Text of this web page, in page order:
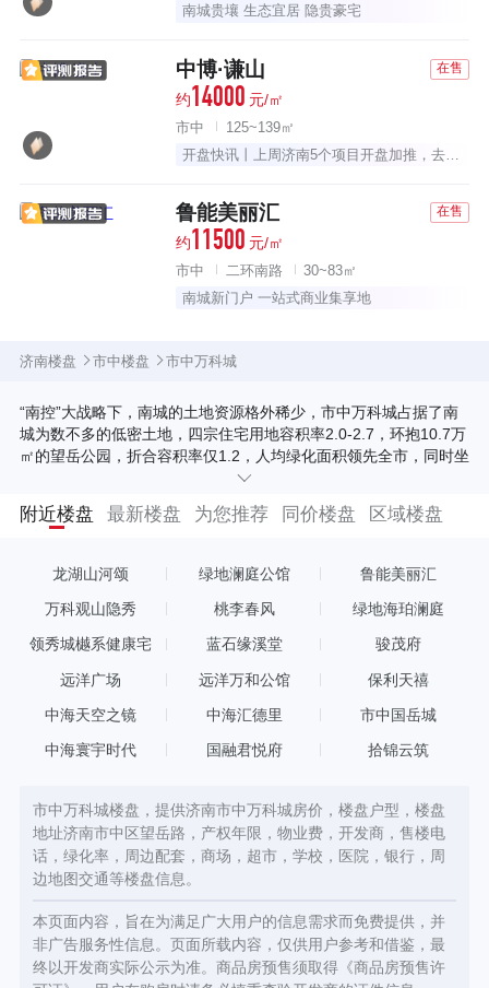
南城贵壤 生态宜居 隐贵豪宅
中博·谦山 在售
约14000 元/㎡
市中
125~139㎡
鲁能美丽汇 在售
约11500 元/㎡
市中 二环南路
30~83㎡
南城新门户 一站式商业集享地
济南楼盘 市中楼盘 市中万科城
“南控”大战略下，南城的土地资源格外稀少，市中万科城占据了南
城为数不多的低密土地，四宗住宅用地容积率2.0-2.7，环抱10.7万
㎡的望岳公园，折合容积率仅1.2，人均绿化面积领先全市，同时坐
拥双山顶山、兴隆山、万灵山，是规划洋房为主的珍藏级近山社
物业（2022年中国物业服务315满意度调查第一名），打造建面约
附近楼盘 最新楼盘 为您推荐 同价楼盘 区域楼盘
龙湖山河颂 绿地澜庭公馆 鲁能美丽汇
万科观山隐秀 桃李春风 绿地海珀澜庭
领秀城樾系健康宅 蓝石缘溪堂 骏茂府
远洋广场 远洋万和公馆 保利天禧
中海天空之镜 中海汇德里 市中国岳城
中海寰宇时代 国融君悦府 拾锦云筑
市中万科城楼盘，提供济南市中万科城房价，楼盘户型，楼盘
地址济南市中区望岳路，产权年限，物业费，开发商，售楼电
话，绿化率，周边配套，商场，超市，学校，医院，银行，周
边地图交通等楼盘信息。
本页面内容，旨在为满足广大用户的信息需求而免费提供，并
非广告服务性信息。页面所载内容，仅供用户参考和借鉴，最
终以开发商实际公示为准。商品房预售须取得《商品房预售许